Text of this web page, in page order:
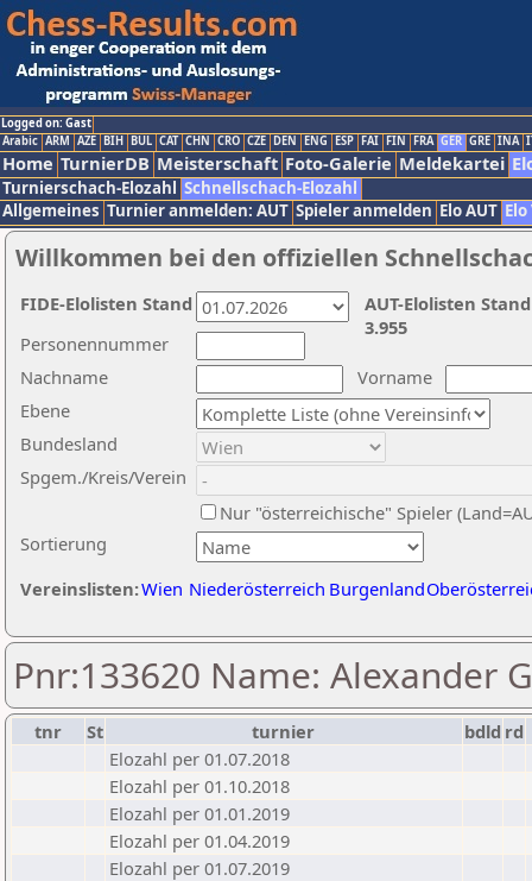
Logged on: Gast
Arabic ARM AZE BIH BUL CAT CHN CRO CZE DEN ENG ESP FAI FIN FRA GER GRE INA
Home TurnierDB Meisterschaft Foto-Galerie Meldekartei
Turnierschach-Elozahl Schnellschach-Elozahl
Allgemeines Turnier anmelden: AUT Spieler anmelden Elo AUT
Willkommen bei den offiziellen
Nachname
Vorname
Ebene
Sortierung
Personennummer
Bundesland
Spgem./Kreis/Verein
Nur "österreichische" Spieler
Vereinslisten:Wien Niederösterreich Burgenland
AUT-Elolisten
3.955
FIDE-Elolisten Stand
Pnr:133620 Name: Alexander
tnr St turnier bdld rd
Elozahl per 01.07.2018
Elozahl per 01.10.2018
Elozahl per 01.01.2019
Elozahl per 01.04.2019
Elozahl per 01.07.2019